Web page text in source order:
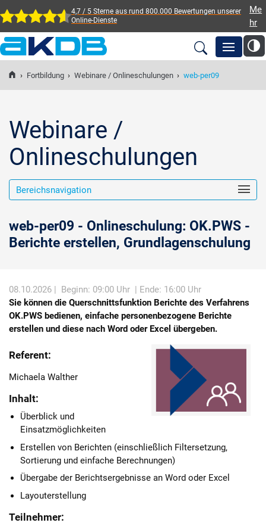
4,7 / 5 Sterne aus rund 800.000 Bewertungen unserer
Online-Dienste
Me
hr
AKDB Anstalt für
Kommunale
Datenverarbeitung in
Newsroom
Lösungen
Veranstaltungen
Fortbildung
Service
Über die AKDB
› Fortbildung › Webinare / Onlineschulungen › web-per09
Webinare /
Onlineschulungen
Bereichsnavigation
web-per09 - Onlineschulung: OK.PWS -
Berichte erstellen, Grundlagenschulung
08.10.2026 | Beginn: 09:00 Uhr | Ende: 16:00 Uhr
Sie können die Querschnittsfunktion Berichte des Verfahrens
OK.PWS bedienen, einfache personenbezogene Berichte
erstellen und diese nach Word oder Excel übergeben.
Referent:
Michaela Walther
Inhalt:
Überblick und
Einsatzmöglichkeiten
Erstellen von Berichten (einschließlich Filtersetzung,
Sortierung und einfache Berechnungen)
Übergabe der Berichtsergebnisse an Word oder Excel
Layouterstellung
Teilnehmer: